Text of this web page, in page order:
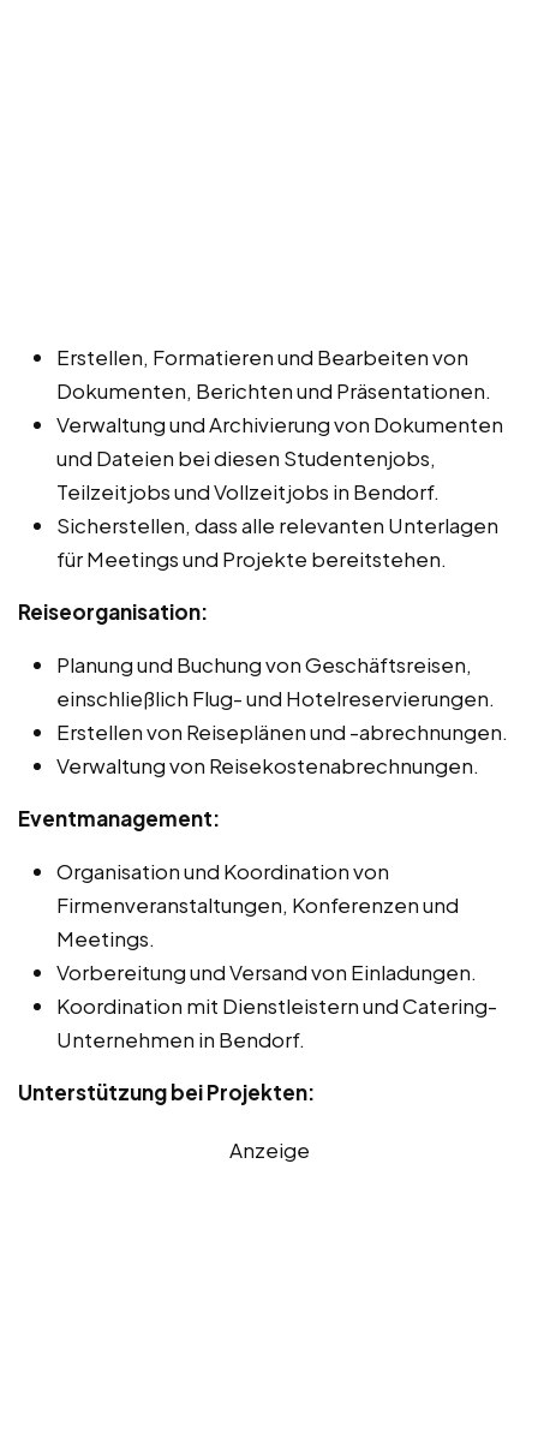
Erstellen, Formatieren und Bearbeiten von
Dokumenten, Berichten und Präsentationen.
Verwaltung und Archivierung von Dokumenten
und Dateien bei diesen Studentenjobs,
Teilzeitjobs und Vollzeitjobs in Bendorf.
Sicherstellen, dass alle relevanten Unterlagen
für Meetings und Projekte bereitstehen.
Reiseorganisation:
Planung und Buchung von Geschäftsreisen,
einschließlich Flug- und Hotelreservierungen.
Erstellen von Reiseplänen und -abrechnungen.
Verwaltung von Reisekostenabrechnungen.
Eventmanagement:
Organisation und Koordination von
Firmenveranstaltungen, Konferenzen und
Meetings.
Vorbereitung und Versand von Einladungen.
Koordination mit Dienstleistern und Catering-
Unternehmen in Bendorf.
Unterstützung bei Projekten:
Anzeige